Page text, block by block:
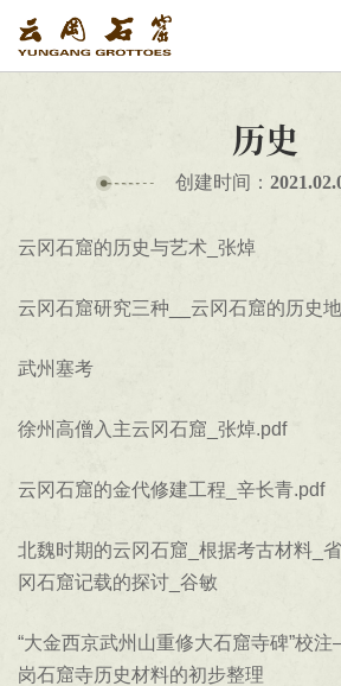
历史
创建时间：
云冈石窟的历史与艺术_张焯
云冈石窟研究三种__云冈石窟的历史
武州塞考
徐州高僧入主云冈石窟_张焯.pdf
云冈石窟的金代修建工程_辛长青.pdf
北魏时期的云冈石窟_根据考古材料_
冈石窟记载的探讨_谷敏
“大金西京武州山重修大石窟寺碑”校
岗石窟寺历史材料的初步整理